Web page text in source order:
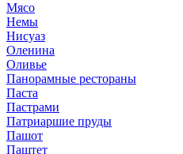
Мясо
Немы
Нисуаз
Оленина
Оливье
Панорамные рестораны
Паста
Пастрами
Патриаршие пруды
Пашот
Паштет